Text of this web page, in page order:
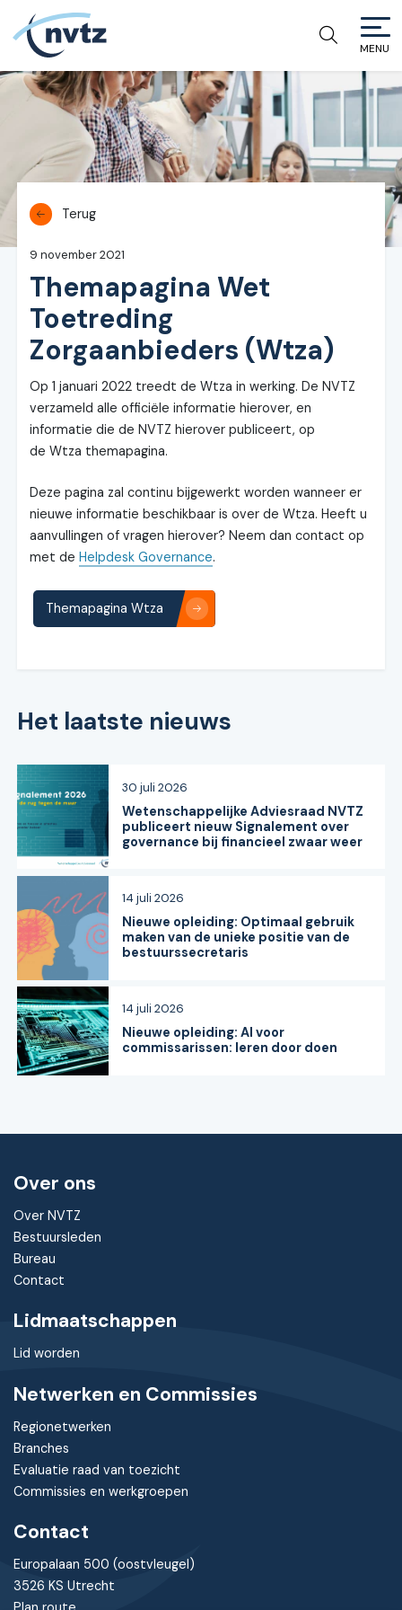
NVTZ
MENU
Terug
9 november 2021
Themapagina Wet
Toetreding
Zorgaanbieders (Wtza)
Op 1 januari 2022 treedt de Wtza in werking. De NVTZ
verzameld alle officiële informatie hierover, en
informatie die de NVTZ hierover publiceert, op
de Wtza themapagina.
Deze pagina zal continu bijgewerkt worden wanneer er
nieuwe informatie beschikbaar is over de Wtza. Heeft u
aanvullingen of vragen hierover? Neem dan contact op
met deHelpdesk Governance.
Themapagina Wtza
Het laatste nieuws
Wetenschappelijke Adviesraad NVTZ
publiceert nieuw Signalement over
governance bij financieel zwaar weer
30 juli 2026
Nieuwe opleiding: Optimaal gebruik
maken van de unieke positie van de
bestuurssecretaris
14 juli 2026
Nieuwe opleiding: AI voor
commissarissen: leren door doen
14 juli 2026
Over ons
Over NVTZ
Bestuursleden
Bureau
Contact
Lidmaatschappen
Lid worden
Netwerken en Commissies
Regionetwerken
Branches
Evaluatie raad van toezicht
Commissies en werkgroepen
Contact
Europalaan 500 (oostvleugel)
3526 KS Utrecht